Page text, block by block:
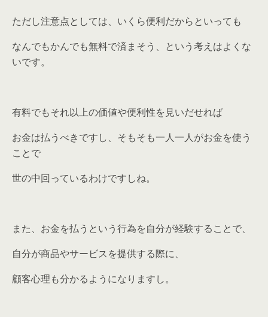
ただし注意点としては、いくら便利だからといっても
なんでもかんでも無料で済まそう、という考えはよくな
いです。
有料でもそれ以上の価値や便利性を見いだせれば
お金は払うべきですし、そもそも一人一人がお金を使う
ことで
世の中回っているわけですしね。
また、お金を払うという行為を自分が経験することで、
自分が商品やサービスを提供する際に、
顧客心理も分かるようになりますし。